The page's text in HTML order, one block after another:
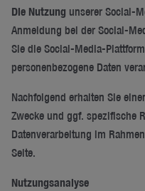
Die Nutzung unserer Social-
Anmeldung bei der Social-
Sie die Social-Media-
personenbezogene Daten
Nachfolgend erhalten Sie
Zwecke und ggf. spezifische
Datenverarbeitung im
Seite.
Nutzungsanalyse